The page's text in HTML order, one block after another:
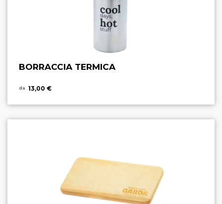
BORRACCIA TERMICA
da 13,00 €